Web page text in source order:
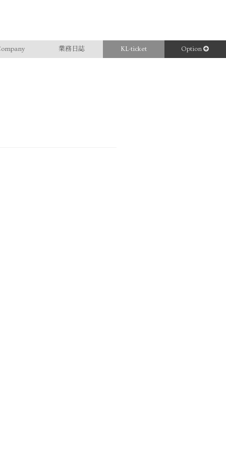
業務日誌 KL-ticket Option